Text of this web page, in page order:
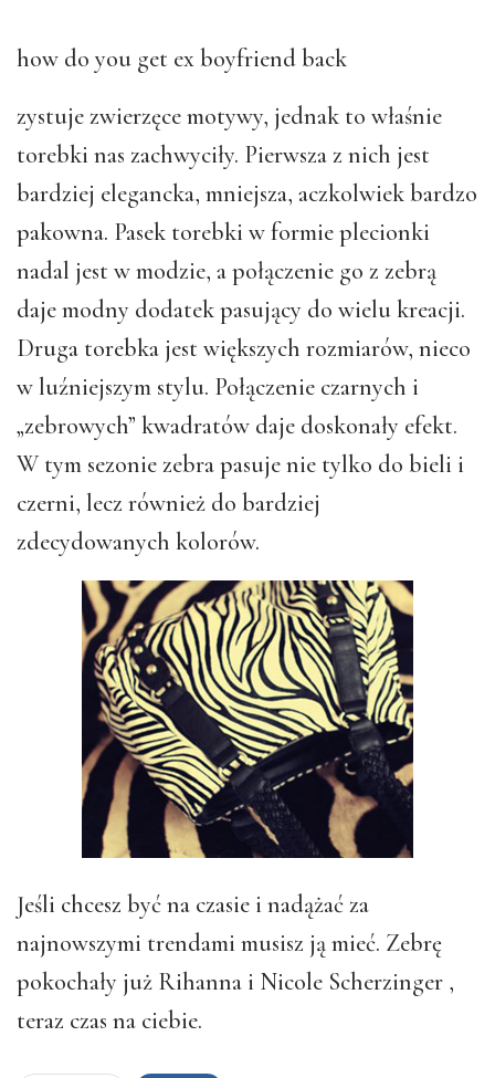
how do you get ex boyfriend back
zystuje zwierzęce motywy, jednak to właśnie
torebki nas zachwyciły. Pierwsza z nich jest
bardziej elegancka, mniejsza, aczkolwiek bardzo
pakowna. Pasek torebki w formie plecionki
nadal jest w modzie, a połączenie go z zebrą
daje modny dodatek pasujący do wielu kreacji.
Druga torebka jest większych rozmiarów, nieco
w luźniejszym stylu. Połączenie czarnych i
„zebrowych” kwadratów daje doskonały efekt.
W tym sezonie zebra pasuje nie tylko do bieli i
czerni, lecz również do bardziej
zdecydowanych kolorów.
Jeśli chcesz być na czasie i nadążać za
najnowszymi trendami musisz ją mieć. Zebrę
pokochały już Rihanna i Nicole Scherzinger ,
teraz czas na ciebie.